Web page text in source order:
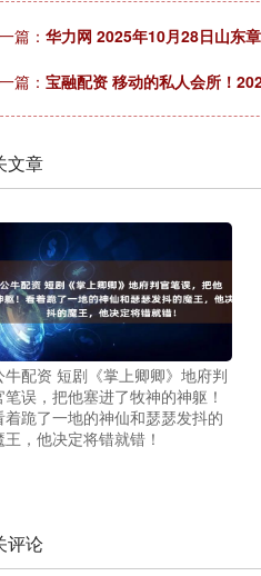
篇： 华力网 2025年10月28日山东
篇： 宝融配资 移动的私人会所！
文章
牛配资 短剧《掌上卿卿》地府判
笔误，把他塞进了牧神的神躯！
着跪了一地的神仙和瑟瑟发抖的
王，他决定将错就错！
评论